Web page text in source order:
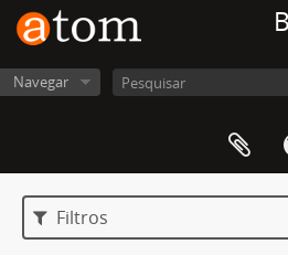
Navegar
Filtros